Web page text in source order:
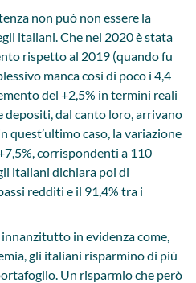
non può non essere la
italiani. Che nel 2020 è stata
rispetto al 2019 (quando fu
manca così di poco i 4,4
del +2,5% in termini reali
dal canto loro, arrivano
quest’ultimo caso, la variazione
corrispondenti a 110
italiani dichiara poi di
redditi e il 91,4% tra i
in evidenza come,
gli italiani risparmino di più
Un risparmio che però